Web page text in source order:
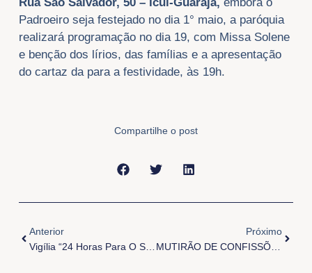
Padroeiro seja festejado no dia 1° maio, a paróquia
realizará programação no dia 19, com Missa Solene
e benção dos lírios, das famílias e a apresentação
do cartaz da para a festividade, às 19h.
Compartilhe o post
Anterior
Vigília “24 Horas Para O Senhor”
Próximo
MUTIRÃO DE CONFISSÕES